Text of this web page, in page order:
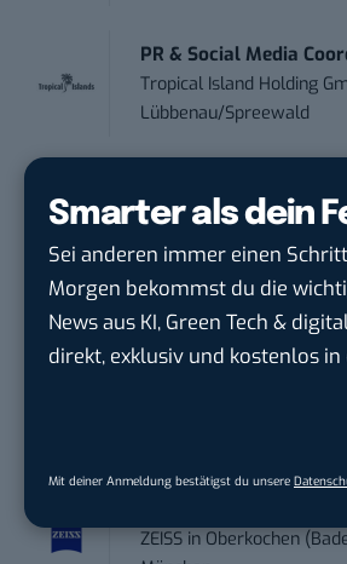
Smarter als dein
Sei anderen immer einen
Morgen bekommst du die
News aus KI, Green Tech &
direkt, exklusiv und kostenlos in
Mit deiner Anmeldung bestätigst du unsere
PR & Social Media
Tropical Island Holding
Lübbenau/Spreewald
Social Media
(m...
Social DNA GmbH in
Frankfurt am Main
Sales-Manager (m/w/
ZEISS in Oberkochen